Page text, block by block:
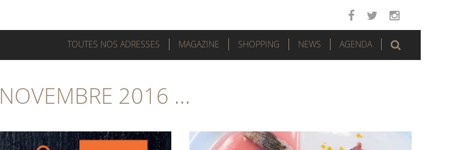
TOUTES NOS ADRESSES MAGAZINE SHOPPING NEWS AGENDA
NOVEMBRE 2016 ...